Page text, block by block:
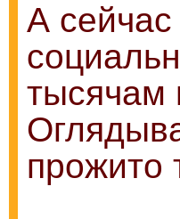
А
тысячам
прожито